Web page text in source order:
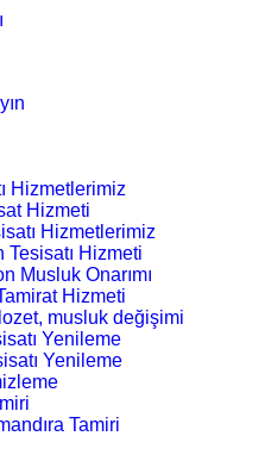
Hizmetlerimiz
Hizmeti
Hizmetlerimiz
Hizmeti
Musluk Onarımı
Hizmeti
musluk değişimi
Yenileme
Yenileme
Tamiri